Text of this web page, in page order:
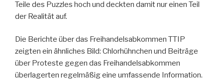
Teile des Puzzles hoch und deckten damit nur einen Teil
der Realität auf.
Die Berichte über das Freihandelsabkommen TTIP
zeigten ein ähnliches Bild: Chlorhühnchen und Beiträge
über Proteste gegen das Freihandelsabkommen
überlagerten regelmäßig eine umfassende Information.